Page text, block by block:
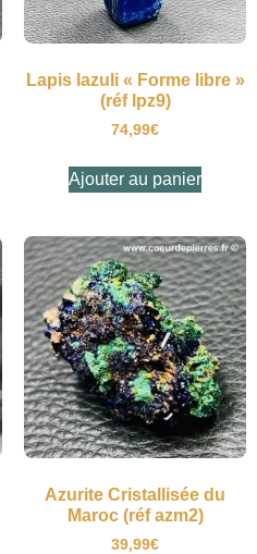
Lapis lazuli « Forme libre »
(réf lpz9)
74,99€
Ajouter au panier
Azurite Cristallisée du
Maroc (réf azm2)
39,99€